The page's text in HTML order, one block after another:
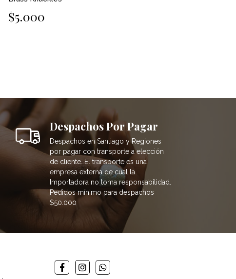
$5.000
Despachos Por Pagar
Despachos en Santiago y Regiones
por pagar con transporte a elección
de cliente. El transporte es una
empresa externa de cual la
Importadora no toma responsabilidad.
Pedidos mínimo para despachos
$50.000